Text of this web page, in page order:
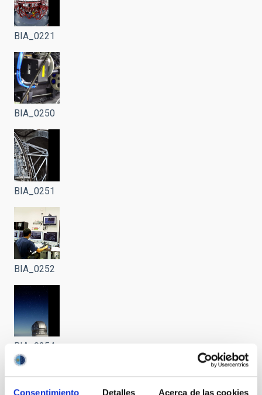
Consentimiento Detalles Acerca de las cookies
BIA_0221
BIA_0250
BIA_0251
BIA_0252
BIA_0254